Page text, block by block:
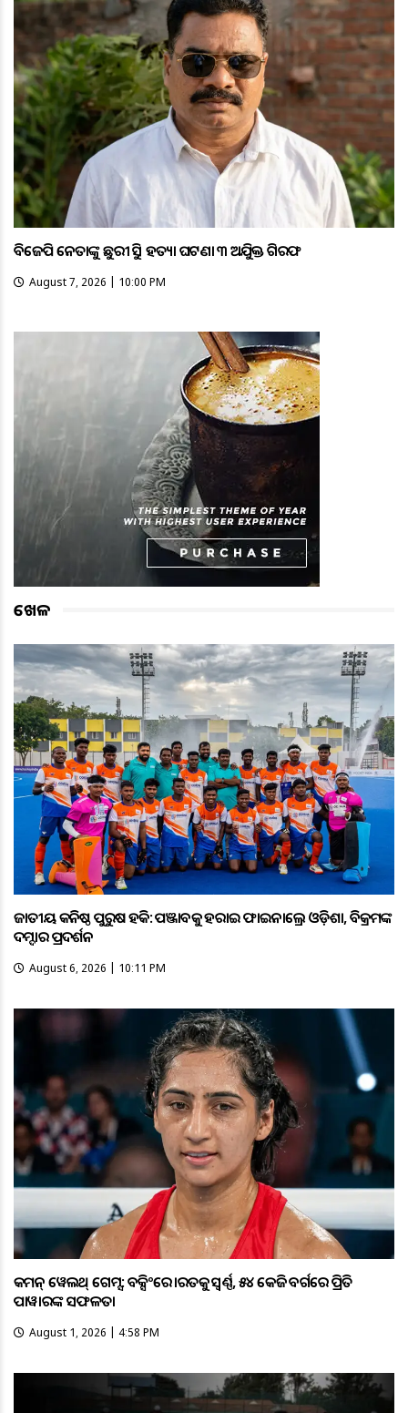
ବିଜେପି ନେତାଙ୍କୁ ଛୁରୀ ଭୁସି ହତ୍ୟା ଘଟଣା ୩ ଅଭିଯୁକ୍ତ ଗିରଫ
August 7, 2026 | 10:00 PM
ଖେଳ
ଜାତୀୟ କନିଷ୍ଠ ପୁରୁଷ ହକି: ପଞ୍ଜାବକୁ ହରାଇ ଫାଇନାଲ୍ରେ ଓଡ଼ିଶା, ବିକ୍ରମଙ୍କ
ଦମ୍ଦାର ପ୍ରଦର୍ଶନ
August 6, 2026 | 10:11 PM
କମନ୍ ୱେଲଥ୍ ଗେମ୍ସ: ବକ୍ସିଂରେ ଭାରତକୁ ସ୍ବର୍ଣ୍ଣ, ୫୪ କେଜି ବର୍ଗରେ ପ୍ରିତି
ପାୱାରଙ୍କ ସଫଳତା
August 1, 2026 | 4:58 PM